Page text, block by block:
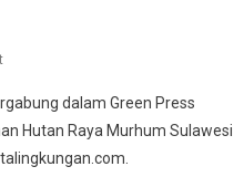
On
Wartawan
Lingkungan,
Menginspirasi
dalam Green Press
Hutan Raya Murhum Sulawesi